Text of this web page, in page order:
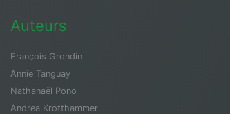
Auteurs
François Grondin
Annie Tanguay
Nathanaël Pono
Andrea Krotthammer